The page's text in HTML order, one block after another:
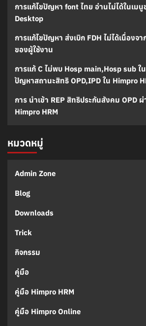
การแก้ไขปัญหา font ไทย อ่านไม่ได้ในเม
Desktop
การแก้ไขปัญหา ส่งเบิก FDH ไม่ได้เนื่องจ
ของผู้ใช้งาน
การแก้ C ไม่พบ Hosp main,Hosp sub ใ
ปัญหาสถานะสิทธิ OPD,IPD ใน Himpro
การ นำเข้า REP สิทธิประกันสังคม OPD
Himpro HRM
หมวดหมู่
Admin Zone
Blog
Downloads
Trick
กิจกรรม
คู่มือ
คู่มือ Himpro HRM
คู่มือ Himpro Online